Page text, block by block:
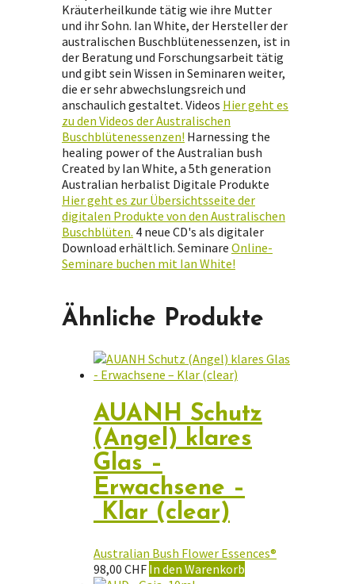
Kräuterheilkunde tätig wie ihre Mutter
und ihr Sohn. Ian White, der Hersteller der
australischen Buschblütenessenzen, ist in
der Beratung und Forschungsarbeit tätig
und gibt sein Wissen in Seminaren weiter,
die er sehr abwechslungsreich und
anschaulich gestaltet. Videos Hier geht es
zu den Videos der Australischen
Buschblütenessenzen! Harnessing the
healing power of the Australian bush
Created by Ian White, a 5th generation
Australian herbalist Digitale Produkte
Hier geht es zur Übersichtsseite der
digitalen Produkte von den Australischen
Buschblüten. 4 neue CD's als digitaler
Download erhältlich. Seminare Online-
Seminare buchen mit Ian White!
Ähnliche Produkte
AUANH Schutz
(Angel) klares
Glas –
Erwachsene –
Klar (clear)
Australian Bush Flower Essences®
98,00 CHF In den Warenkorb